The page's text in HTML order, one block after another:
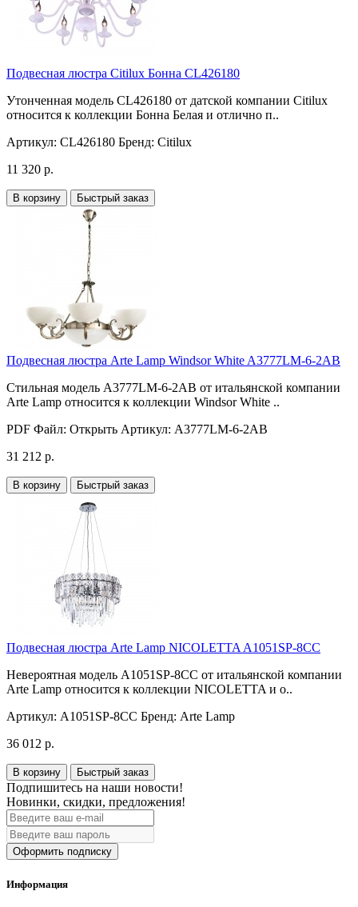
Подвесная люстра Citilux Бонна CL426180
Утонченная модель CL426180 от датской компании Citilux
относится к коллекции Бонна Белая и отлично п..
Артикул: CL426180 Бренд: Citilux
11 320 р.
В корзину Быстрый заказ
Подвесная люстра Arte Lamp Windsor White A3777LM-6-2AB
Стильная модель A3777LM-6-2AB от итальянской компании
Arte Lamp относится к коллекции Windsor White ..
PDF Файл: Открыть Артикул: A3777LM-6-2AB
31 212 р.
В корзину Быстрый заказ
Подвесная люстра Arte Lamp NICOLETTA A1051SP-8CC
Невероятная модель A1051SP-8CC от итальянской компании
Arte Lamp относится к коллекции NICOLETTA и о..
Артикул: A1051SP-8CC Бренд: Arte Lamp
36 012 р.
В корзину Быстрый заказ
Подпишитесь на наши новости!
Новинки, скидки, предложения!
Оформить подписку
Информация